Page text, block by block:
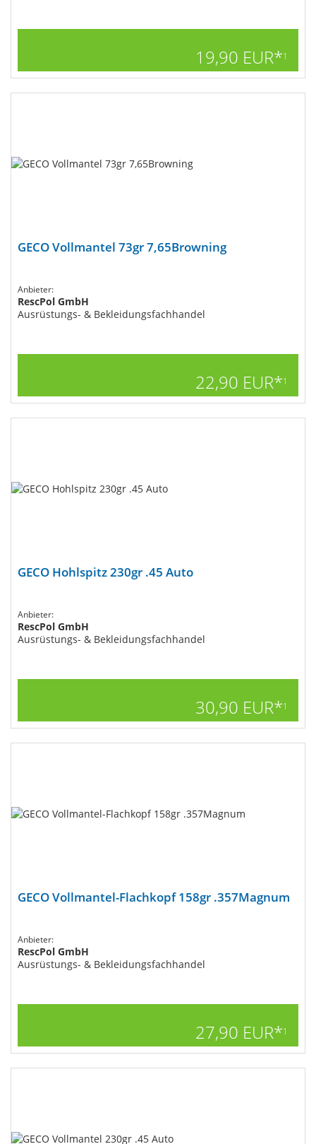
19,90 EUR*1
GECO Vollmantel 73gr 7,65Browning
Anbieter:
RescPol GmbH
Ausrüstungs- & Bekleidungsfachhandel
22,90 EUR*1
GECO Hohlspitz 230gr .45 Auto
Anbieter:
RescPol GmbH
Ausrüstungs- & Bekleidungsfachhandel
30,90 EUR*1
GECO Vollmantel-Flachkopf 158gr .357Magnum
Anbieter:
RescPol GmbH
Ausrüstungs- & Bekleidungsfachhandel
27,90 EUR*1